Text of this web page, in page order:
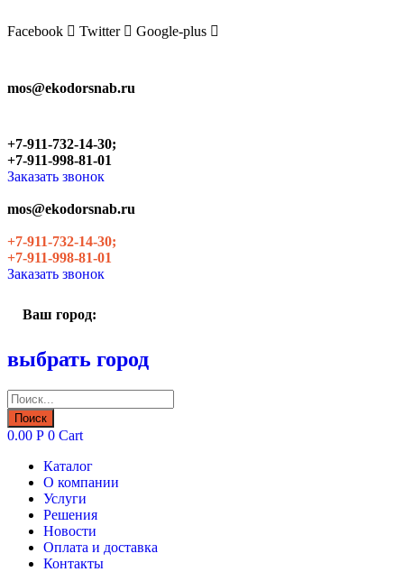
to
Facebook Twitter Google-plus
mos@ekodorsnab.ru
+7-911-732-14-30;
+7-911-998-81-01
Заказать звонок
mos@ekodorsnab.ru
+7-911-732-14-30;
+7-911-998-81-01
Заказать звонок
Ваш город:
выбрать город
Поиск
товаров
Поиск
0.00 Р 0 Cart
Каталог
О компании
Услуги
Решения
Новости
Оплата и доставка
Контакты